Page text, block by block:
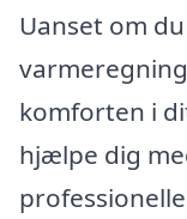
Uanset om
komforten i
hjælpe dig